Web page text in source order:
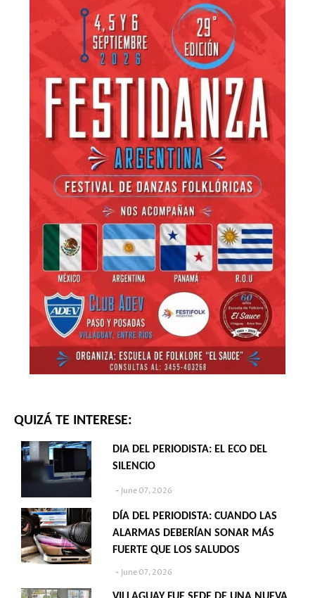
QUIZÁ TE INTERESE:
DIA DEL PERIODISTA: EL ECO DEL
SILENCIO
June 07, 2026
DÍA DEL PERIODISTA: CUANDO LAS
ALARMAS DEBERÍAN SONAR MÁS
FUERTE QUE LOS SALUDOS
June 07, 2026